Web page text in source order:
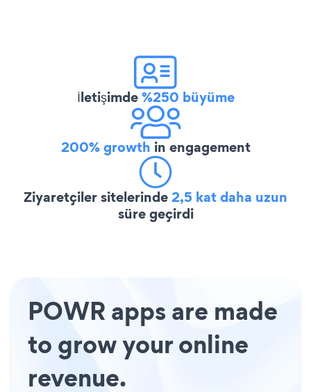
İletişimde%250 büyüme
200% growth in engagement
Ziyaretçiler sitelerinde2,5 kat daha uzun
süre geçirdi
POWR apps are made
to grow your online
revenue.